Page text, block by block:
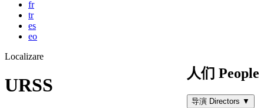
fr
tr
es
eo
Localizare
URSS
人们 People
导演 Directors ▼